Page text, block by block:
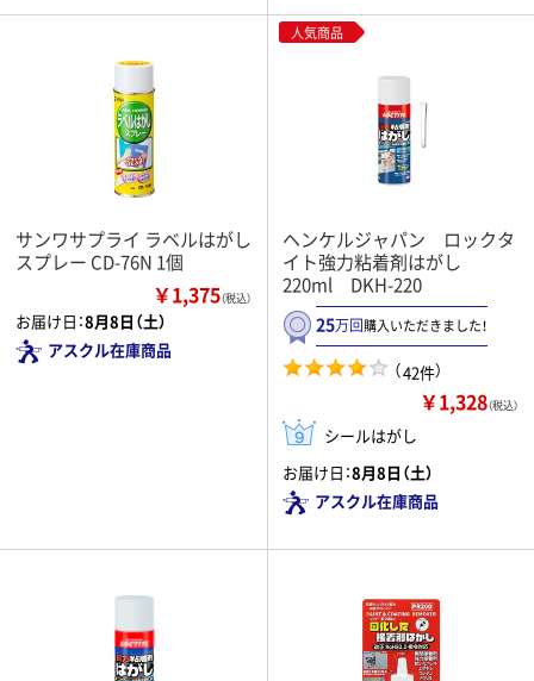
サンワサプライ ラベルはがし
スプレー CD-76N 1個
￥1,375（税込）
お届け日：8月8日（土）
アスクル在庫商品
人気商品
ヘンケルジャパン ロックタ
イト強力粘着剤はがし
220ml DKH-220
25万回購入いただきました！
（42件）
￥1,328（税込）
シールはがし
お届け日：8月8日（土）
アスクル在庫商品